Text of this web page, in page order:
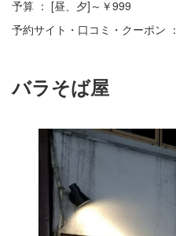
予算 ： [昼、夕]～￥999
予約サイト・口コミ・クーポン ：
バラそば屋